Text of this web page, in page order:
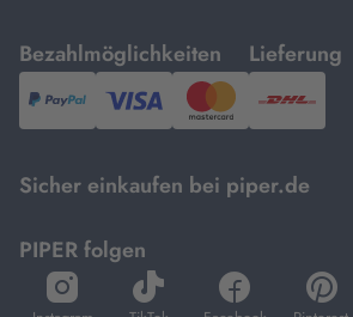
Bezahlmöglichkeiten
mit
PayPal,Visa
und
Lieferung
mit
DHL.
Sicher einkaufen bei piper.de
PIPER folgen
öffnet
in
öffnet
in
öffnet
in
öffnet
in